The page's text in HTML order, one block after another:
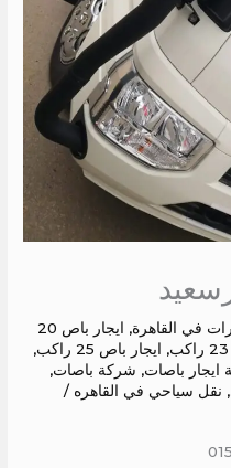
في القاهرة,
ايجار باص 20
, ايجار باص 25 راكب
,
ايجار باصات, شركة باصات,
, نقل سياحي في القاهره /